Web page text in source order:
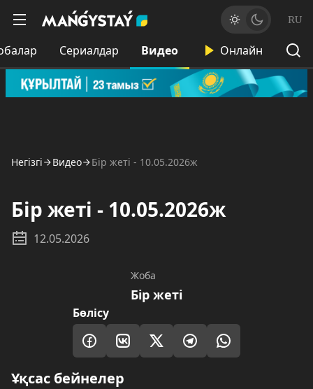
RU
Сериалдар Видео Онлайн
Негізгі Видео Бір жеті - 10.05.2026ж
Бір жеті - 10.05.2026ж
12.05.2026
Жоба
Бір жеті
Бөлісу
Ұқсас бейнелер